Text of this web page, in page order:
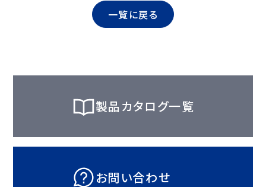
一覧に戻る
製品カタログ一覧
お問い合わせ